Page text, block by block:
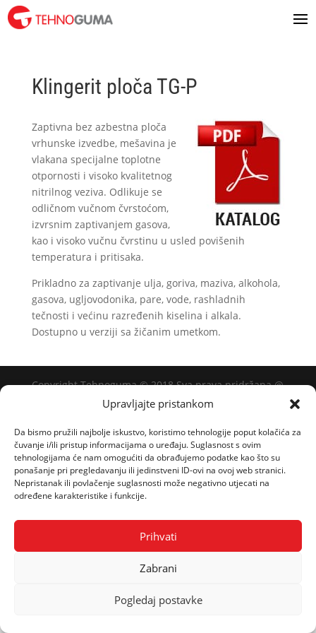
Upravljajte pristankom
Da bismo pružili najbolje iskustvo, koristimo tehnologije poput kolačića za
čuvanje i/ili pristup informacijama o uređaju. Suglasnost s ovim
tehnologijama će nam omogućiti da obrađujemo podatke kao što su
ponašanje pri pregledavanju ili jedinstveni ID-ovi na ovoj web stranici.
Nepristanak ili povlačenje suglasnosti može negativno utjecati na
određene karakteristike i funkcije.
Prihvati
Zabrani
Pogledaj postavke
Klingerit ploča TG-P
Zaptivna bez azbestna ploča
vrhunske izvedbe, mešavina je
vlakana specijalne toplotne
otpornosti i visoko kvalitetnog
nitrilnog veziva. Odlikuje se
odličnom vučnom čvrstoćom,
izvrsnim zaptivanjem gasova,
kao i visoko vučnu čvrstinu u usled povišenih
temperatura i pritisaka.
Prikladno za zaptivanje ulja, goriva, maziva, alkohola,
gasova, ugljovodonika, pare, vode, rashladnih
tečnosti i većinu razređenih kiselina i alkala.
Dostupno u verziji sa žičanim umetkom.
Copyright Tehnoguma © 2018 Sva prava pridržana @
Made by: banana.com.hr